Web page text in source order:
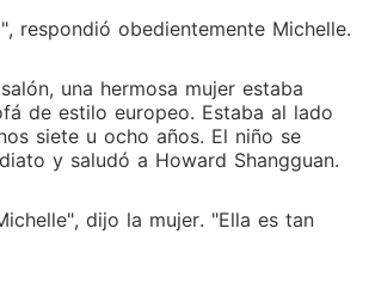
respondió obedientemente Michelle.
una hermosa mujer estaba
de estilo europeo. Estaba al lado
siete u ocho años. El niño se
y saludó a Howard Shangguan.
dijo la mujer. "Ella es tan